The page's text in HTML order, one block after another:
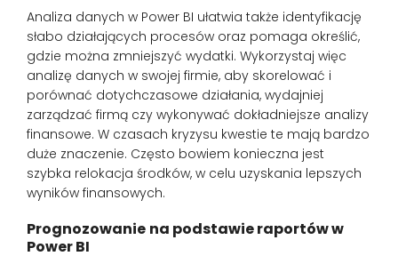
Analiza danych w Power BI ułatwia także identyfikację
słabo działających procesów oraz pomaga określić,
gdzie można zmniejszyć wydatki. Wykorzystaj więc
analizę danych w swojej firmie, aby skorelować i
porównać dotychczasowe działania, wydajniej
zarządzać firmą czy wykonywać dokładniejsze analizy
finansowe. W czasach kryzysu kwestie te mają bardzo
duże znaczenie. Często bowiem konieczna jest
szybka relokacja środków, w celu uzyskania lepszych
wyników finansowych.
Prognozowanie na podstawie raportów w
Power BI